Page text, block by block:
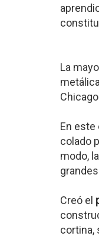
La
En este
colado
modo,
Creó el
cortina,